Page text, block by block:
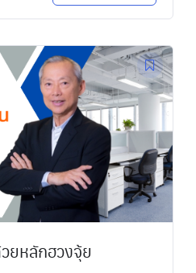
ยหลักฮวงจุ้ย